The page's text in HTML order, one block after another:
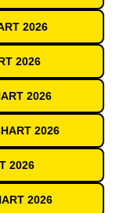
2026
2026
2026
2026
2026
2026